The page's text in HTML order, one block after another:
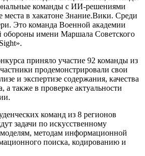
команды с ИИ-решениями
места в хакатоне Знание.Вики. Среди
Это команда Военной академии
обороны имени Маршала Советского
приняло участие 92 команды из
продемонстрировали свои
и экспертизе содержания, качества
а также в проверке актуальности
команд из 8 регионов
задачи по искусственному
методам информационной
поиска, кодированию и